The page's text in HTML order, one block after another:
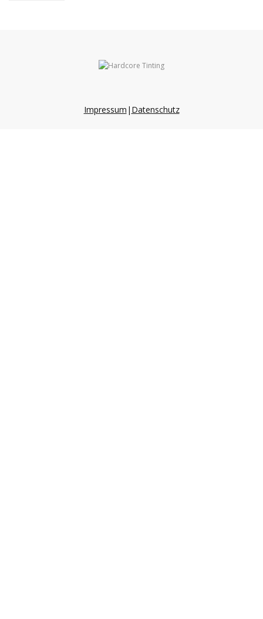
Impressum | Datenschutz